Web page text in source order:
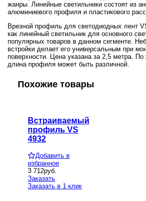
жанры. Линейные светильники состоят из
алюминиевого профиля и пластикового
Врезной профиль для светодиодных лент
как линейный светильник для основного
популярных товаров в данном сегменте.
встройки делает его универсальным при
поверхности. Цена указана за 2,5 метра.
длина профиля может быть различной.
Похожие товары
Встраиваемый
профиль VS
4932
Добавить в
избранное
3 712руб.
Заказать
Заказать в 1 клик